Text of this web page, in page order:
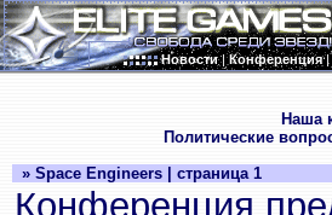
Новости|Конференция|
Наша
Политические
» Space Engineers | страница 1
Конференция